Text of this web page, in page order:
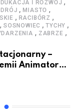
I ROZWÓJ
,MIASTO ,
, RACIBÓRZ ,
,SOSNOWIEC ,TYCHY ,
, ZABRZE ,
–
Animatora